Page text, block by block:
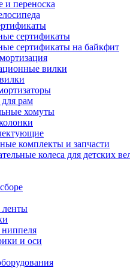
и переноска
сертификаты
сертификаты на байкфит
вилки
для рам
хомуты
комплекты и запчасти
колеса для детских
и оси